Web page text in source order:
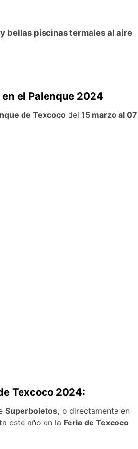
bellas piscinas termales al aire
el Palenque 2024
de Texcoco del 15 marzo al 07
Texcoco 2024:
Superboletos, o directamente en
este año en la Feria de Texcoco